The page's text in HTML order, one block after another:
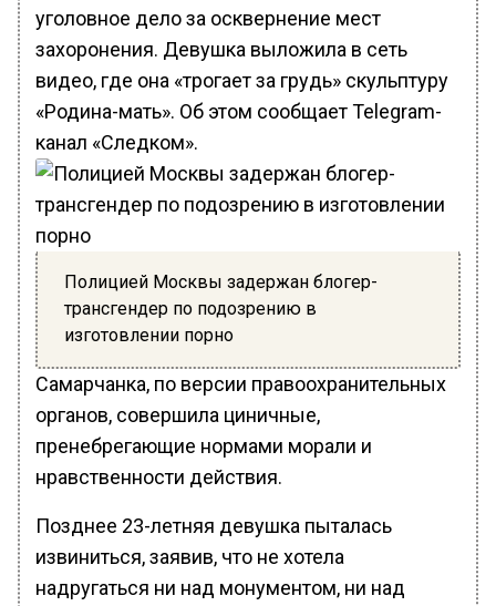
уголовное дело за осквернение мест
захоронения. Девушка выложила в сеть
видео, где она «трогает за грудь» скульптуру
«Родина-мать». Об этом сообщает Telegram-
канал «Следком».
Полицией Москвы задержан блогер-
трансгендер по подозрению в
изготовлении порно
Самарчанка, по версии правоохранительных
органов, совершила циничные,
пренебрегающие нормами морали и
нравственности действия.
Позднее 23-летняя девушка пыталась
извиниться, заявив, что не хотела
надругаться ни над монументом, ни над